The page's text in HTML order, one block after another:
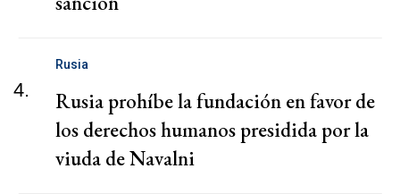
4.
Rusia
Rusia prohíbe la fundación en favor de
los derechos humanos presidida por la
viuda de Navalni